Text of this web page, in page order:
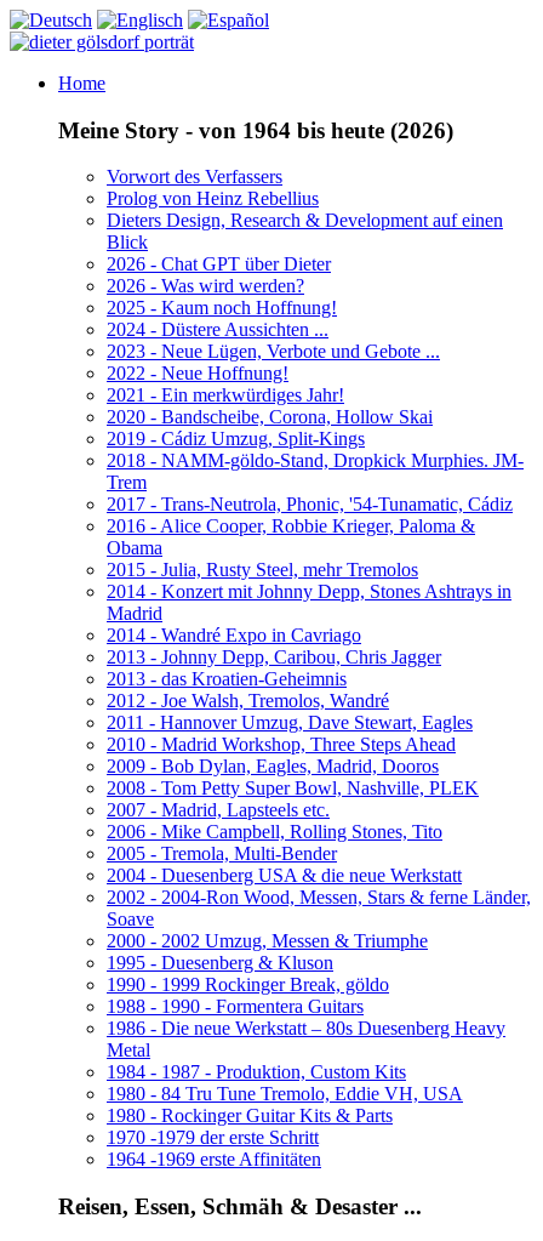
Home
Meine Story - von 1964 bis heute (2026)
Vorwort des Verfassers
Prolog von Heinz Rebellius
Dieters Design, Research & Development auf einen
Blick
2026 - Chat GPT über Dieter
2026 - Was wird werden?
2025 - Kaum noch Hoffnung!
2024 - Düstere Aussichten ...
2023 - Neue Lügen, Verbote und Gebote ...
2022 - Neue Hoffnung!
2021 - Ein merkwürdiges Jahr!
2020 - Bandscheibe, Corona, Hollow Skai
2019 - Cádiz Umzug, Split-Kings
2018 - NAMM-göldo-Stand, Dropkick Murphies. JM-
Trem
2017 - Trans-Neutrola, Phonic, '54-Tunamatic, Cádiz
2016 - Alice Cooper, Robbie Krieger, Paloma &
Obama
2015 - Julia, Rusty Steel, mehr Tremolos
2014 - Konzert mit Johnny Depp, Stones Ashtrays in
Madrid
2014 - Wandré Expo in Cavriago
2013 - Johnny Depp, Caribou, Chris Jagger
2013 - das Kroatien-Geheimnis
2012 - Joe Walsh, Tremolos, Wandré
2011 - Hannover Umzug, Dave Stewart, Eagles
2010 - Madrid Workshop, Three Steps Ahead
2009 - Bob Dylan, Eagles, Madrid, Dooros
2008 - Tom Petty Super Bowl, Nashville, PLEK
2007 - Madrid, Lapsteels etc.
2006 - Mike Campbell, Rolling Stones, Tito
2005 - Tremola, Multi-Bender
2004 - Duesenberg USA & die neue Werkstatt
2002 - 2004-Ron Wood, Messen, Stars & ferne Länder,
Soave
2000 - 2002 Umzug, Messen & Triumphe
1995 - Duesenberg & Kluson
1990 - 1999 Rockinger Break, göldo
1988 - 1990 - Formentera Guitars
1986 - Die neue Werkstatt – 80s Duesenberg Heavy
Metal
1984 - 1987 - Produktion, Custom Kits
1980 - 84 Tru Tune Tremolo, Eddie VH, USA
1980 - Rockinger Guitar Kits & Parts
1970 -1979 der erste Schritt
1964 -1969 erste Affinitäten
Reisen, Essen, Schmäh & Desaster ...